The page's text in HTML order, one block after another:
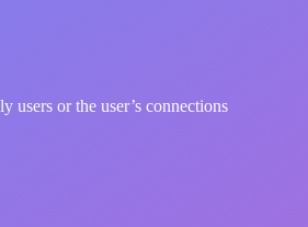
or the user’s connections